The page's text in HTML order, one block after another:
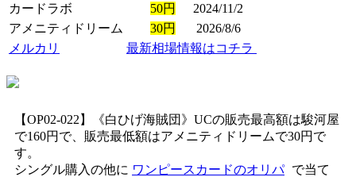
カードラボ
50円
2024/11/2
アメニティドリーム
30円
2026/8/6
メルカリ
最新相場情報はコチラ
【OP02-022】《白ひげ海賊団》UCの販売最高額は駿河屋
で160円で、販売最低額はアメニティドリームで30円で
す。
シングル購入の他に ワンピースカードのオリパ で当て